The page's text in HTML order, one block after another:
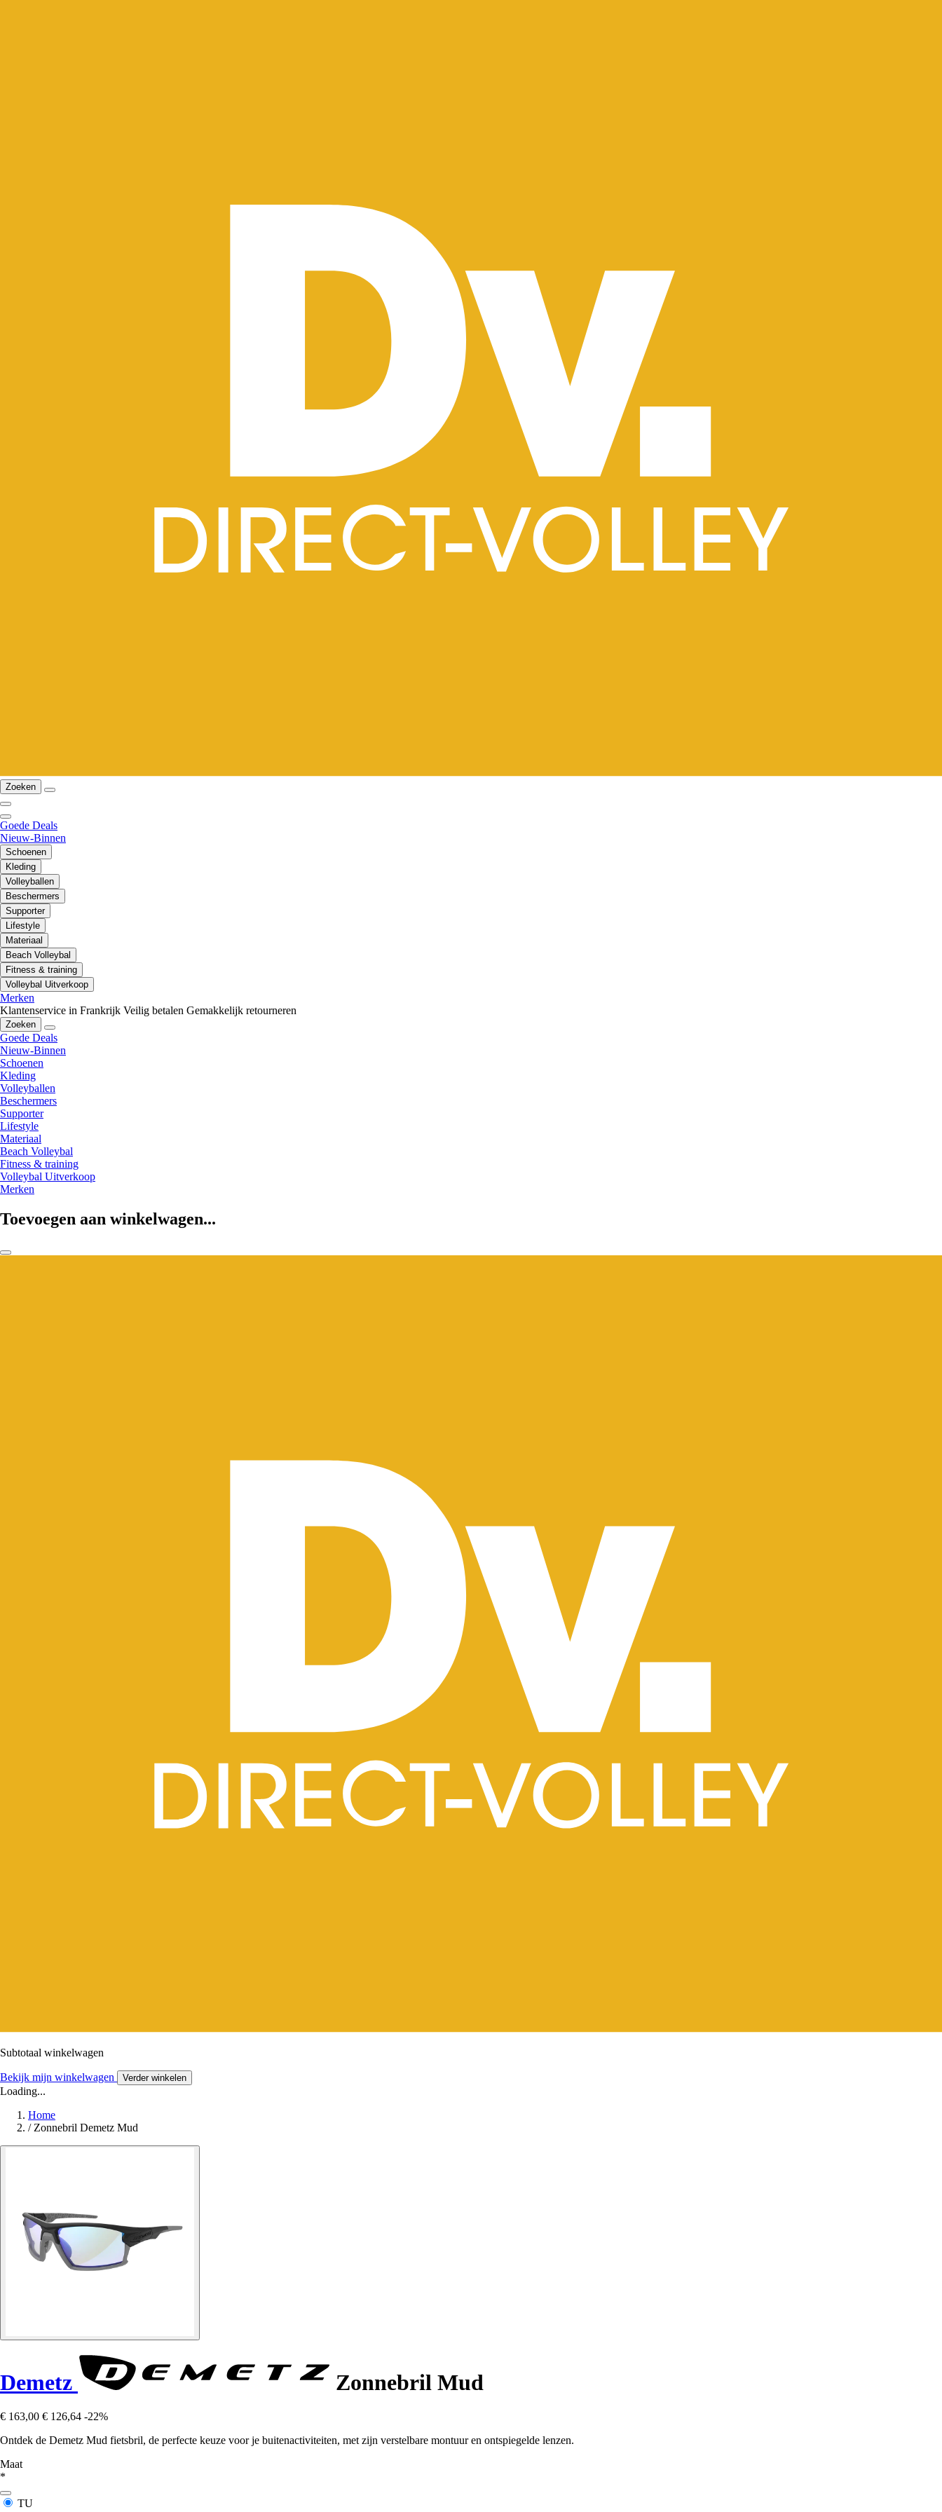
Zoeken
Goede Deals
Nieuw-Binnen
Schoenen
Kleding
Volleyballen
Beschermers
Supporter
Lifestyle
Materiaal
Beach Volleybal
Fitness & training
Volleybal Uitverkoop
Merken
Klantenservice in Frankrijk Veilig betalen Gemakkelijk retourneren
Zoeken
Goede Deals
Nieuw-Binnen
Schoenen
Kleding
Volleyballen
Beschermers
Supporter
Lifestyle
Materiaal
Beach Volleybal
Fitness & training
Volleybal Uitverkoop
Merken
Toevoegen aan winkelwagen...
Subtotaal winkelwagen
Bekijk mijn winkelwagen Verder winkelen
Loading...
Home
/ Zonnebril Demetz Mud
Demetz Zonnebril Mud
€ 163,00 € 126,64 -22%
Ontdek de Demetz Mud fietsbril, de perfecte keuze voor je buitenactiviteiten, met zijn verstelbare montuur en ontspiegelde lenzen.
Maat
*
TU